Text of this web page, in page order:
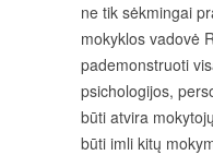
ne tik sėkmingai
mokyklos vadovė
pademonstruoti
psichologijos,
būti atvira
būti imli kitų